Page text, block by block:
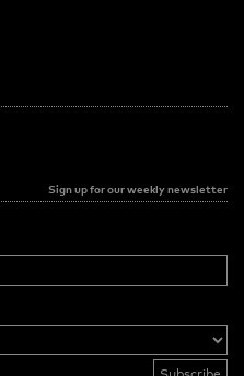
Sign up for our weekly newsletter